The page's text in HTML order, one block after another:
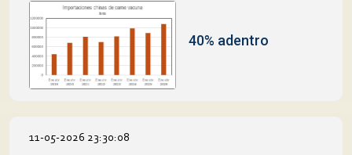
40% adentro
11-05-2026 23:30:08